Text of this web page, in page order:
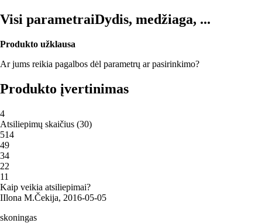
Visi parametraiDydis, medžiaga, ...
Produkto užklausa
Ar jums reikia pagalbos dėl parametrų ar pasirinkimo?
Produkto įvertinimas
4
Atsiliepimų skaičius (30)
514
49
34
22
11
Kaip veikia atsiliepimai?
IIlona M.Čekija, 2016‑05‑05
skoningas